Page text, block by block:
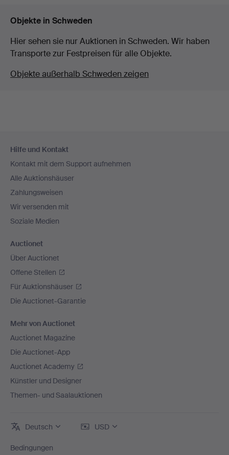
Objekte in Schweden
Hier sehen sie nur Auktionen in Schweden. Wir haben
Transporte zur Festpreisen für alle Objekte.
Objekte außerhalb Schweden zeigen
Navigation
Hilfe und Kontakt
Kontakt mit dem Support aufnehmen
Alle Auktionshäuser
Zahlungsweisen
Wir versenden mit
Soziale Medien
Auctionet
Über Auctionet
Offene Stellen
Für Auktionshäuser
Die Auctionet-Garantie
Mehr von Auctionet
Auctionet Magazine
Die Auctionet-App
Auctionet Academy
Künstler und Designer
Themen- und Saalauktionen
Deutsch USD
Bedingungen